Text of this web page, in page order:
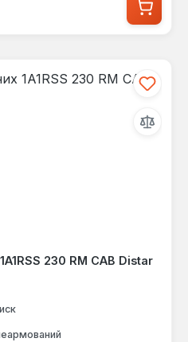
230 RM CAB Distar